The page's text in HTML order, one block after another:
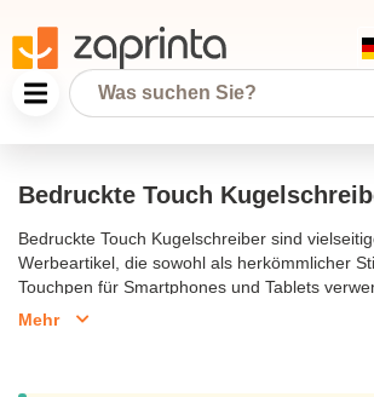
Bedruckte Touch
Bedruckte Touch Kugelschreiber sind
Werbeartikel, die sowohl als herkömmlicher
Touchpen für Smartphones und Tablets
können. Diese Stifte bieten eine perfekte
Mehr